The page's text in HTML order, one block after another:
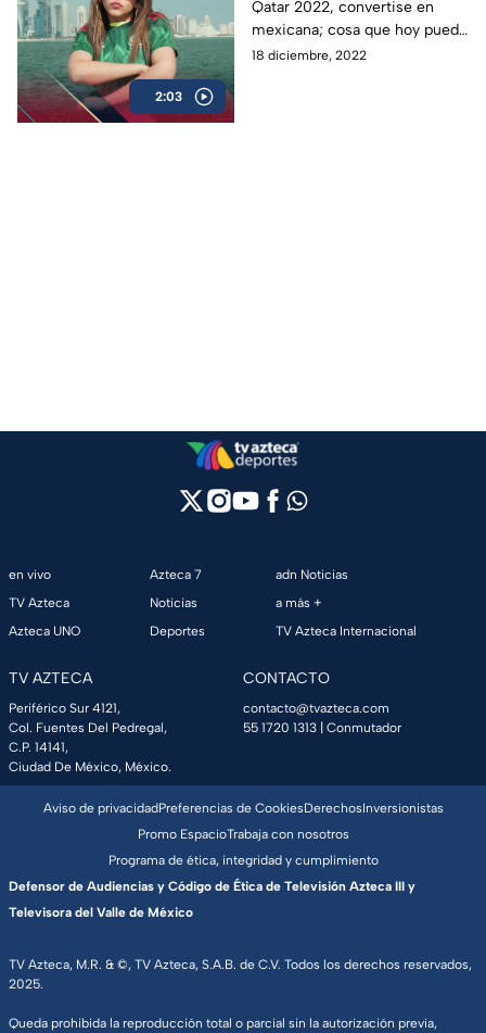
2:03
Qatar 2022, convertise en
mexicana; cosa que hoy puede
presumir, ella es la
18 diciembre, 2022
en vivo
TV Azteca
Azteca UNO
Azteca 7
Noticias
Deportes
adn Noticias
a más +
TV Azteca Internacional
TV AZTECA
Periférico Sur 4121,
Col. Fuentes Del Pedregal,
C.P. 14141,
Ciudad De México, México.
CONTACTO
contacto@tvazteca.com
55 1720 1313 | Conmutador
TV Azteca, M.R. & ©, TV Azteca, S.A.B. de C.V. Todos los derechos reservados,
2025.
Queda prohibida la reproducción total o parcial sin la autorización previa,
Aviso de privacidadPreferencias de CookiesDerechosInversionistas
Promo EspacioTrabaja con nosotros
Programa de ética, integridad y cumplimiento
Defensor de Audiencias y Código de Ética de Televisión Azteca III y
Televisora del Valle de México